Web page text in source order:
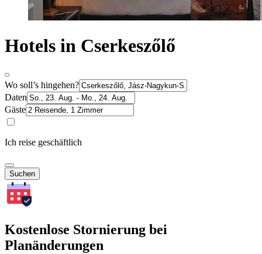
Hotels in Cserkeszőlő
Wo soll’s hingehen?
Daten
Gäste
Ich reise geschäftlich
Suchen
Kostenlose Stornierung bei
Planänderungen